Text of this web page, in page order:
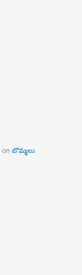
onబొమ్మలు